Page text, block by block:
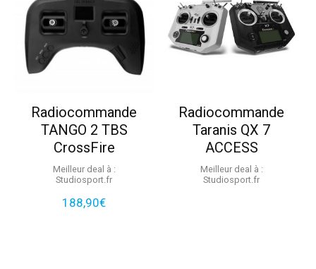
Radiocommande
TANGO 2 TBS
CrossFire
Meilleur deal à :
studiosport.fr
188,90€
Radiocommande
Taranis QX 7
ACCESS
Meilleur deal à :
studiosport.fr